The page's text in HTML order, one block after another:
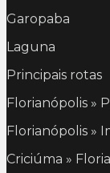
Garopaba
Laguna
Principais rotas
Florianópolis »
Florianópolis »
Criciúma »